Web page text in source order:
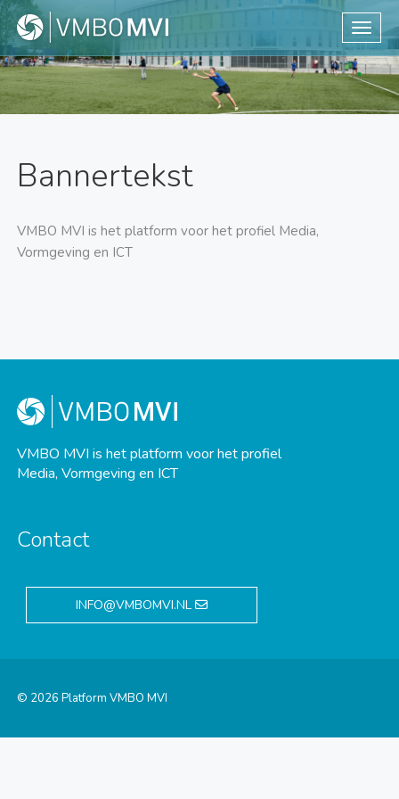
Bannertekst
VMBO MVI is het platform voor het profiel Media,
Vormgeving en ICT
VMBO MVI is het platform voor het profiel
Media, Vormgeving en ICT
Contact
INFO@VMBOMVI.NL
© 2026 Platform VMBO MVI